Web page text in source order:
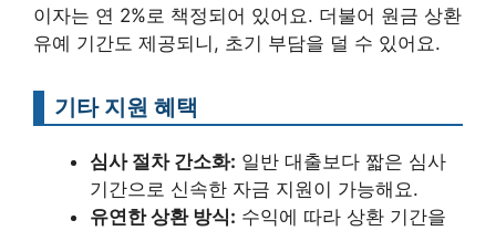
이자는 연 2%로 책정되어 있어요. 더불어 원금 상환
유예 기간도 제공되니, 초기 부담을 덜 수 있어요.
기타 지원 혜택
심사 절차 간소화: 일반 대출보다 짧은 심사
기간으로 신속한 자금 지원이 가능해요.
유연한 상환 방식: 수익에 따라 상환 기간을